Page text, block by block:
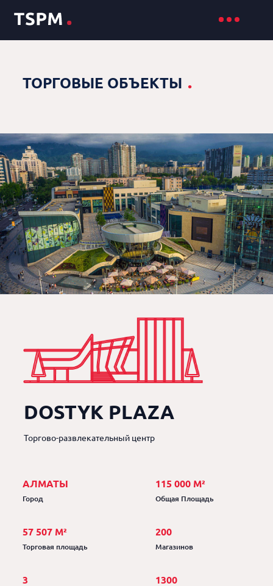
ТОРГОВЫЕ ОБЪЕКТЫ .
DOSTYK PLAZA
Торгово-развлекательный центр
АЛМАТЫ
Город
115 000 М²
Общая Площадь
57 507 М²
Торговая площадь
200
Магазинов
3 1300